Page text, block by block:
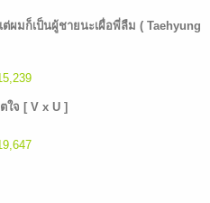
ผมก็เป็นผู้ชายนะเผื่อพี่ลืม ( Taehyung
ใจ [ V x U ]